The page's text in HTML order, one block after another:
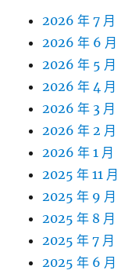
2026 年 7 月
2026 年 6 月
2026 年 5 月
2026 年 4 月
2026 年 3 月
2026 年 2 月
2026 年 1 月
2025 年 11 月
2025 年 9 月
2025 年 8 月
2025 年 7 月
2025 年 6 月